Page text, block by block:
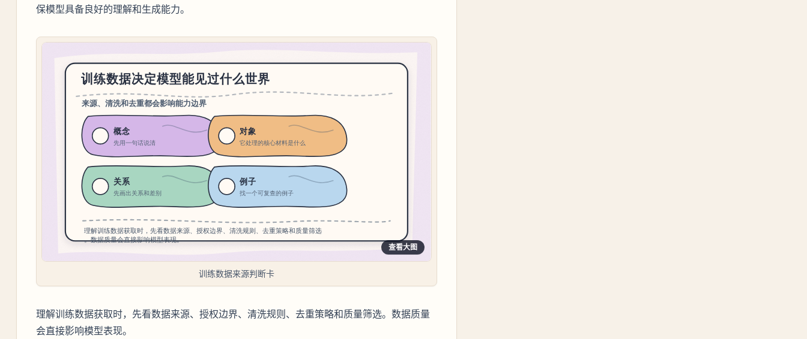
保模型具备良好的理解和生成能力。
查看大图
训练数据来源判断卡
理解训练数据获取时，先看数据来源、授权边界、清洗规则、去重策略和质量筛选。数据质量
会直接影响模型表现。